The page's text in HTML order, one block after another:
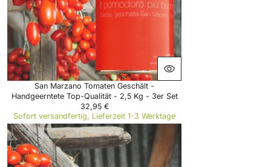
E
1
1
,
9
5
€
San Marzano Tomaten Geschält -
Handgeerntete Top-Qualität - 2,5 Kg - 3er Set
R
E
G
U
L
32,95 €
Sofort versandfertig, Lieferzeit 1-3 Werktage